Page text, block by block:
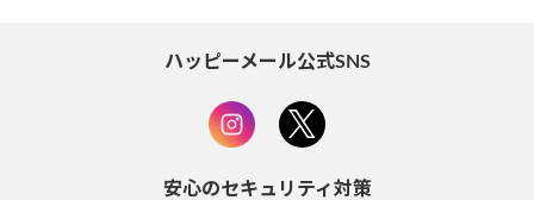
ハッピーメール公式SNS
安心のセキュリティ対策